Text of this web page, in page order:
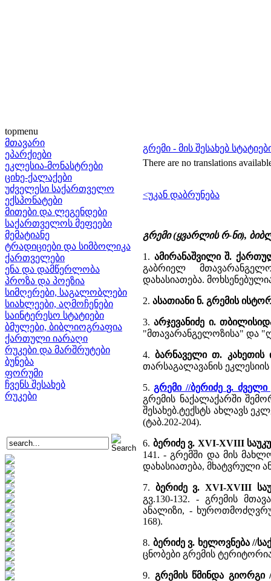
topmenu
მთავარი
ეპარქიები
ეკლესია-მონასტრები
ციხე-ქალაქები
უძველესი საქართველო
ექსპონატები
მითები და ლეგენდები
საქართველოს მეფეები
მემატიანე
ტრადიციები და სიმბოლიკა
ქართველები
ენა და დამწერლობა
პროზა და პოეზია
სიმღერები, საგალობლები
სიახლეები, აღმოჩენები
საინტერესო სტატიები
ბმულები, ბიბლიოგრაფია
ქართული იარაღი
რუკები და მარშრუტები
ბუნება
ფორუმი
ჩვენს შესახებ
რუკები
გრემი - მის შესახებ
There are no translations
<უკან დაბრუნება
გრემი (ყვარლის რ-ნი),
1. ამირანაშვილი შ.
გაბრიელ
დახასიათება.
2. ასათიანი ნ. გრემის
3.არჯევანიძე ი.
"მთავარანგელოზისა" და
4.ბარნაველი თ. კახეთის
თარსაგალავანის
5.გრემი //ბერიძე ვ.
გრემის ნაქალაქარში
შესახებ.ტექსტს ახლავს
(ტაბ.202-204).
6. ბერიძე ვ. XVI-XVIII
141. - გრემში და მის
დახასიათება, მხატვრული
7. ბერიძე ვ. XVI-XVIII
გვ.130-132. - გრემის
ანალიზი, -
168).
8. ბერიძე ვ. ხელოვნება //
ცნობები გრემის
9. გრემის წმინდა გიორგი